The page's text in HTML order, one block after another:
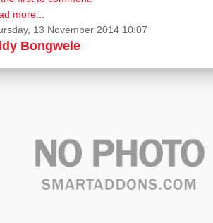
more...
13 November 2014 10:07
Bongwele